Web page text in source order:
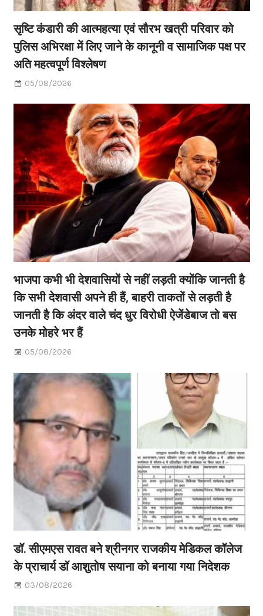
सृष्टि कंडारी की आत्महत्या एवं सौरभ खत्री परिवार को
पुलिस अभिरक्षा में लिए जाने के कानूनी व सामाजिक पक्ष पर
अति महत्वपूर्ण विश्लेषण
05/08/2026
भाजपा कभी भी देशवासियों से नहीं लड़ती क्योंकि जानती है
कि सभी देशवासी अपने ही हैं, बाहरी ताकतों से लड़ती है
जानती है कि अंदर वाले चंद धुर विरोधी ऐजेंडेबाज तो बस
उनके मोहरे भर हैं
05/08/2026
डॉ. सीएमएस रावत बने श्रीनगर राजकीय मेडिकल कॉलेज
के प्राचार्य डॉ आशुतोष सयाना को बनाया गया निदेशक
03/08/2026